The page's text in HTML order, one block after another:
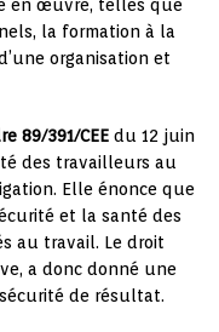
en œuvre, telles que
la formation à la
organisation et
89/391/CEE du 12 juin
des travailleurs au
Elle énonce que
et la santé des
au travail. Le droit
a donc donné une
de résultat.